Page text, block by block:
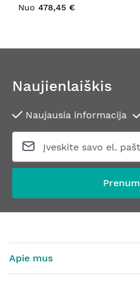
Nuo 478,45 €
Naujienlaiškis
Naujausia informacija
Apie mus